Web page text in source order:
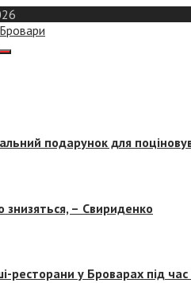
подарунок для
знизяться, – Свириденко
ресторани у Броварах під час